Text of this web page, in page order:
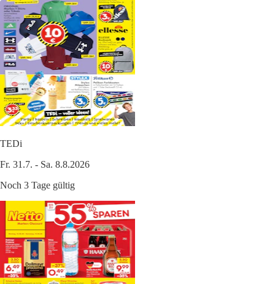
TEDi
Fr. 31.7. - Sa. 8.8.2026
Noch 3 Tage gültig